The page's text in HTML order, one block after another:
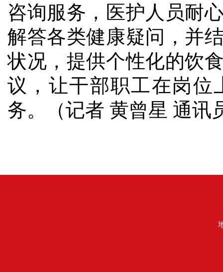
咨询服务，医护人员耐
解答各类健康疑问，并
状况，提供个性化的饮
议，让干部职工在岗位
务。（记者 黄曾星 通讯